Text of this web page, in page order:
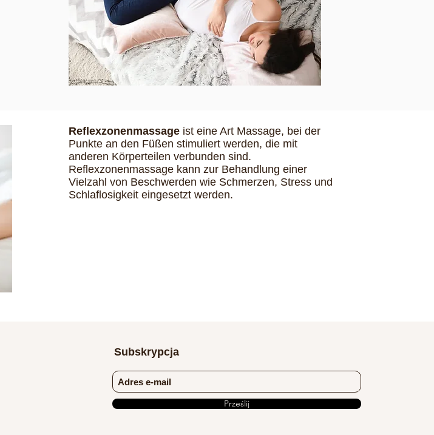
Reflexzonenmassage ist eine Art Massage, bei der
Punkte an den Füßen stimuliert werden, die mit
anderen Körperteilen verbunden sind.
Reflexzonenmassage kann zur Behandlung einer
Vielzahl von Beschwerden wie Schmerzen, Stress und
Schlaflosigkeit eingesetzt werden.
Subskrypcja
Prześlij